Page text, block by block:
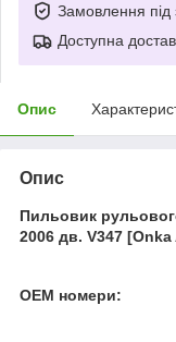
Замовлення під
Доступна
Опис
Опис
Пильовик
2006 дв. V347
OEM номери: